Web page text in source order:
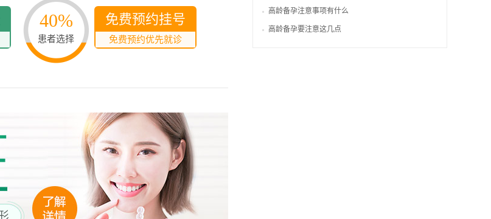
40%
患者选择
免费预约挂号
免费预约优先就诊
高龄备孕注意事项有什么
高龄备孕要注意这几点